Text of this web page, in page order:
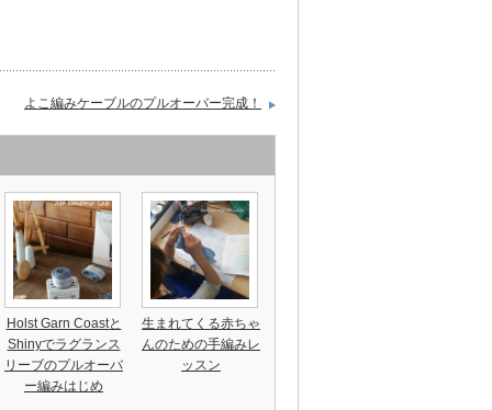
よこ編みケーブルのプルオーバー完成！
Holst Garn Coastと
Shinyでラグランス
リーブのプルオーバ
ー編みはじめ
生まれてくる赤ちゃ
んのための手編みレ
ッスン